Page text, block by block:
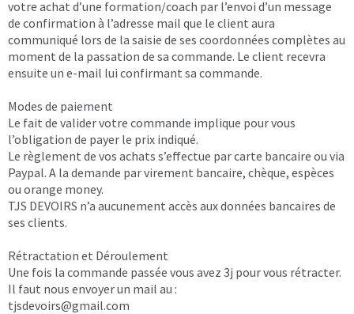
votre achat d’une formation/coach par l’envoi d’un message
de confirmation à l’adresse mail que le client aura
communiqué lors de la saisie de ses coordonnées complètes au
moment de la passation de sa commande. Le client recevra
ensuite un e-mail lui confirmant sa commande.
Modes de paiement
Le fait de valider votre commande implique pour vous
l’obligation de payer le prix indiqué.
Le règlement de vos achats s’effectue par carte bancaire ou via
Paypal. A la demande par virement bancaire, chèque, espèces
ou orange money.
TJS DEVOIRS n’a aucunement accès aux données bancaires de
ses clients.
Rétractation et Déroulement
Une fois la commande passée vous avez 3j pour vous rétracter.
Il faut nous envoyer un mail au :
tjsdevoirs@gmail.com